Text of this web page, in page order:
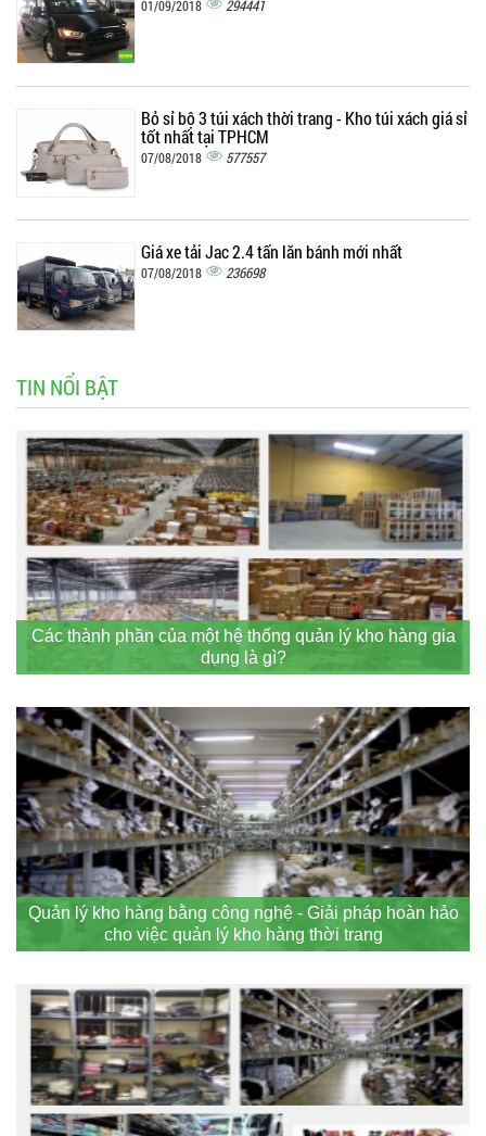
01/09/2018 294441
Bỏ sỉ bộ 3 túi xách thời trang - Kho túi xách giá sỉ
tốt nhất tại TPHCM
07/08/2018 577557
Giá xe tải Jac 2.4 tấn lăn bánh mới nhất
07/08/2018 236698
TIN NỔI BẬT
Các thành phần của một hệ thống quản lý kho hàng gia
dụng là gì?
Quản lý kho hàng bằng công nghệ - Giải pháp hoàn hảo
cho việc quản lý kho hàng thời trang